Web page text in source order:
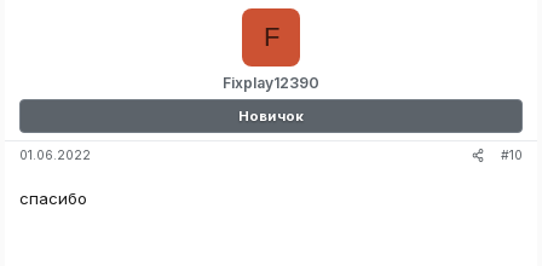
Fixplay12390
F
Новичок
01.06.2022 #10
спасибо